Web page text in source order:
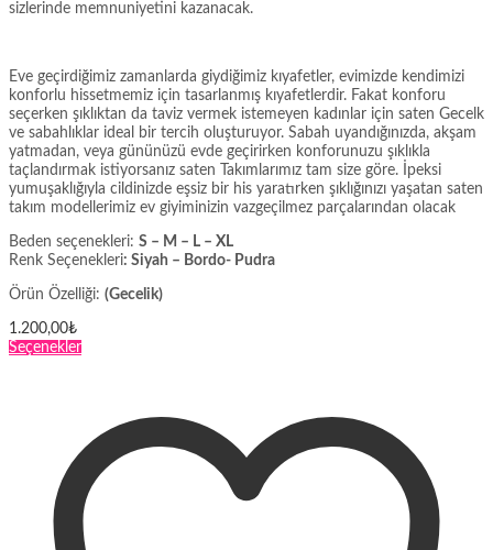
sizlerinde memnuniyetini kazanacak.
Eve geçirdiğimiz zamanlarda giydiğimiz kıyafetler, evimizde kendimizi
konforlu hissetmemiz için tasarlanmış kıyafetlerdir. Fakat konforu
seçerken şıklıktan da taviz vermek istemeyen kadınlar için saten Gecelk
ve sabahlıklar ideal bir tercih oluşturuyor. Sabah uyandığınızda, akşam
yatmadan, veya gününüzü evde geçirirken konforunuzu şıklıkla
taçlandırmak istiyorsanız saten Takımlarımız tam size göre. İpeksi
yumuşaklığıyla cildinizde eşsiz bir his yaratırken şıklığınızı yaşatan saten
takım modellerimiz ev giyiminizin vazgeçilmez parçalarından olacak
Beden seçenekleri: S – M – L – XL
Renk Seçenekleri: Siyah – Bordo- Pudra
Örün Özelliği: (Gecelik)
1.200,00₺
SeçeneklerBu
varyasyonu
var.
Seçenekler
ürün
sayfasından
seçilebilir